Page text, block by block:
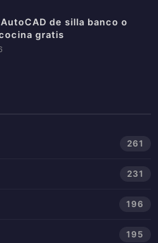
de silla banco o
gratis
261
231
196
195